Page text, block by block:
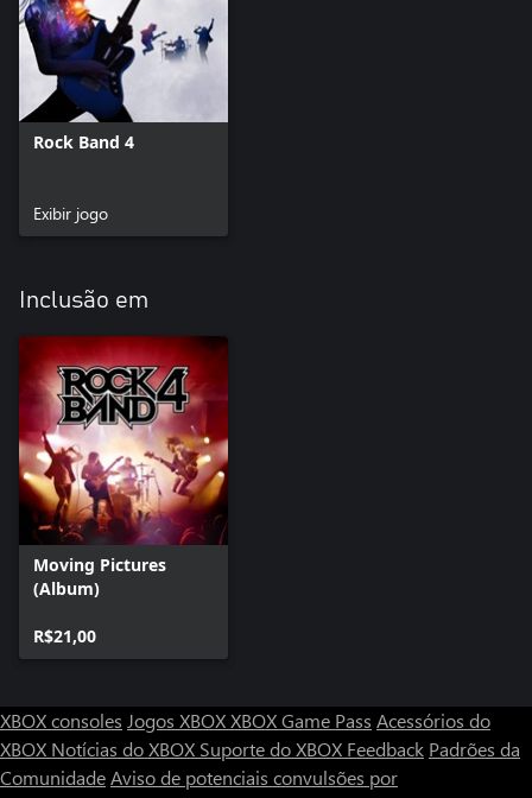
Rock Band 4
Exibir jogo
Inclusão em
Moving Pictures
(Album)
R$21,00
XBOX consoles Jogos XBOXXBOX Game Pass Acessórios do
XBOX Notícias do XBOX Suporte do XBOX Feedback Padrões da
ComunidadeAviso de potenciais convulsões por